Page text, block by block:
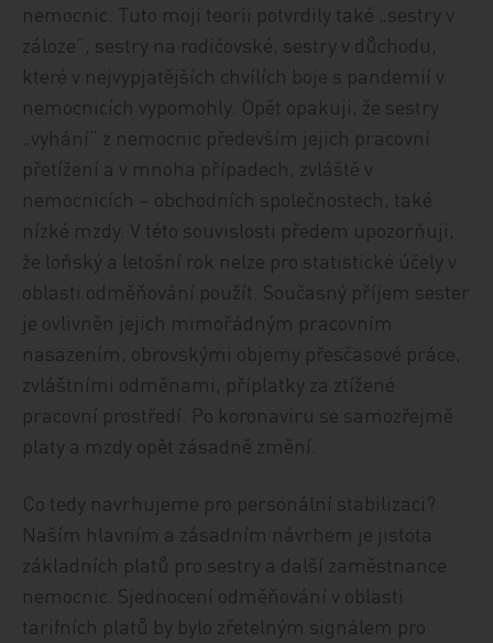
nemocnic. Tuto moji teorii potvrdily také „sestry v
záloze“, sestry na rodičovské, sestry v důchodu,
které v nejvypjatějších chvílích boje s pandemií v
nemocnicích vypomohly. Opět opakuji, že sestry
„vyhání“ z nemocnic především jejich pracovní
přetížení a v mnoha případech, zvláště v
nemocnicích – obchodních společnostech, také
nízké mzdy. V této souvislosti předem upozorňuji,
že loňský a letošní rok nelze pro statistické účely v
oblasti odměňování použít. Současný příjem sester
je ovlivněn jejich mimořádným pracovním
nasazením, obrovskými objemy přesčasové práce,
zvláštními odměnami, příplatky za ztížené
pracovní prostředí. Po koronaviru se samozřejmě
platy a mzdy opět zásadně změní.
Co tedy navrhujeme pro personální stabilizaci?
Naším hlavním a zásadním návrhem je jistota
základních platů pro sestry a další zaměstnance
nemocnic. Sjednocení odměňování v oblasti
tarifních platů by bylo zřetelným signálem pro